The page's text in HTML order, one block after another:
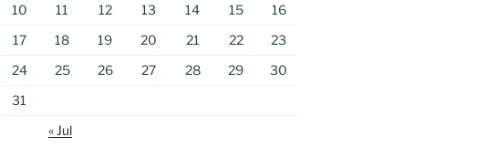
10
11 12 13 14 15
16
17
18 19 20 21 22
23
24
25 26 27 28 29
30
31
« Jul